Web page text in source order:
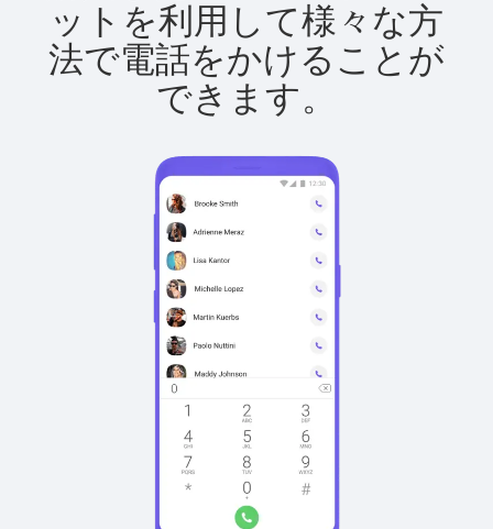
ットを利用して様々な方
法で電話をかけることが
できます。